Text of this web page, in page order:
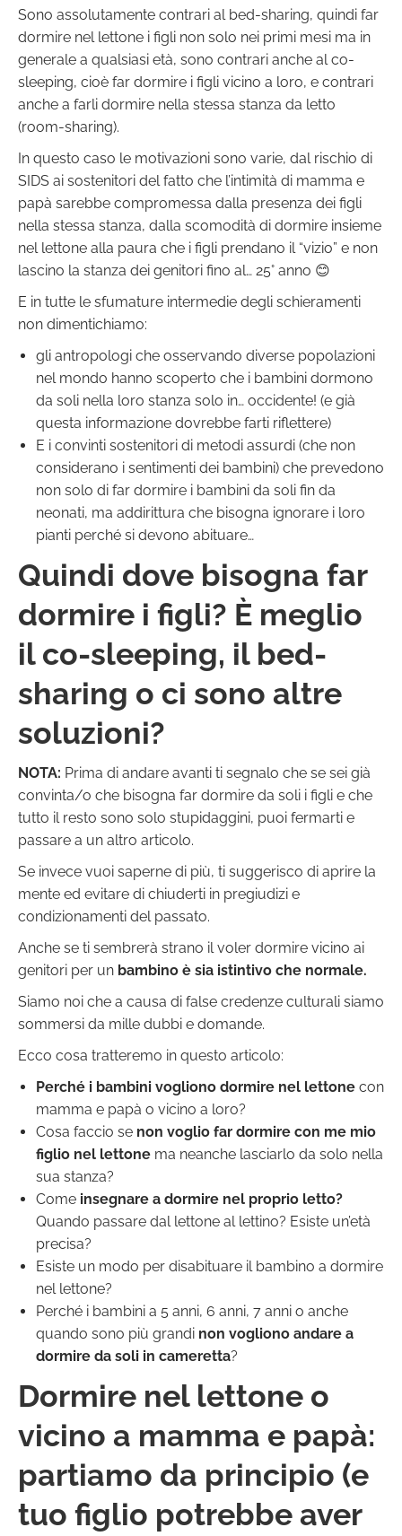
Sono assolutamente contrari al bed-sharing, quindi far
dormire nel lettone i figli non solo nei primi mesi ma in
generale a qualsiasi età, sono contrari anche al co-
sleeping, cioè far dormire i figli vicino a loro, e contrari
anche a farli dormire nella stessa stanza da letto
(room-sharing).
In questo caso le motivazioni sono varie, dal rischio di
SIDS ai sostenitori del fatto che l’intimità di mamma e
papà sarebbe compromessa dalla presenza dei figli
nella stessa stanza, dalla scomodità di dormire insieme
nel lettone alla paura che i figli prendano il “vizio” e non
lascino la stanza dei genitori fino al… 25° anno 😊
E in tutte le sfumature intermedie degli schieramenti
non dimentichiamo:
gli antropologi che osservando diverse popolazioni
nel mondo hanno scoperto che i bambini dormono
da soli nella loro stanza solo in… occidente! (e già
questa informazione dovrebbe farti riflettere)
E i convinti sostenitori di metodi assurdi (che non
considerano i sentimenti dei bambini) che prevedono
non solo di far dormire i bambini da soli fin da
neonati, ma addirittura che bisogna ignorare i loro
pianti perché si devono abituare…
Quindi dove bisogna far
dormire i figli? È meglio
il co-sleeping, il bed-
sharing o ci sono altre
soluzioni?
NOTA: Prima di andare avanti ti segnalo che se sei già
convinta/o che bisogna far dormire da soli i figli e che
tutto il resto sono solo stupidaggini, puoi fermarti e
passare a un altro articolo.
Se invece vuoi saperne di più, ti suggerisco di aprire la
mente ed evitare di chiuderti in pregiudizi e
condizionamenti del passato.
Anche se ti sembrerà strano il voler dormire vicino ai
genitori per un bambino è sia istintivo che normale.
Siamo noi che a causa di false credenze culturali siamo
sommersi da mille dubbi e domande.
Ecco cosa tratteremo in questo articolo:
Perché i bambini vogliono dormire nel lettone con
mamma e papà o vicino a loro?
Cosa faccio se non voglio far dormire con me mio
figlio nel lettone ma neanche lasciarlo da solo nella
sua stanza?
Come insegnare a dormire nel proprio letto?
Quando passare dal lettone al lettino? Esiste un’età
precisa?
Esiste un modo per disabituare il bambino a dormire
nel lettone?
Perché i bambini a 5 anni, 6 anni, 7 anni o anche
quando sono più grandi non vogliono andare a
dormire da soli in cameretta?
Dormire nel lettone o
vicino a mamma e papà:
partiamo da principio (e
tuo figlio potrebbe aver